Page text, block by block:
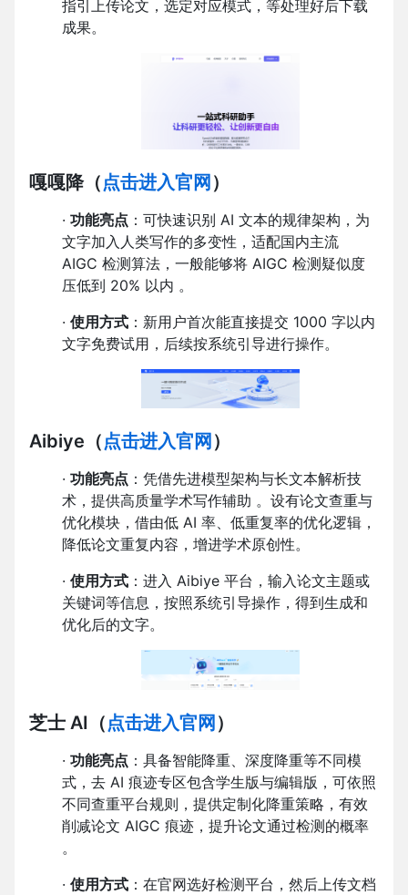
指引上传论文，选定对应模式，等处理好后下载
成果。
嘎嘎降（点击进入官网 ）
· 功能亮点 ：可快速识别 AI 文本的规律架构，为
文字加入人类写作的多变性，适配国内主流
AIGC 检测算法，一般能够将 AIGC 检测疑似度
压低到 20% 以内 。
· 使用方式 ：新用户首次能直接提交 1000 字以内
文字免费试用，后续按系统引导进行操作。
Aibiye （点击进入官网 ）
· 功能亮点 ：凭借先进模型架构与长文本解析技
术，提供高质量学术写作辅助 。设有论文查重与
优化模块，借由低 AI 率、低重复率的优化逻辑，
降低论文重复内容，增进学术原创性。
· 使用方式 ：进入 Aibiye 平台，输入论文主题或
关键词等信息，按照系统引导操作，得到生成和
优化后的文字。
芝士 AI （点击进入官网 ）
· 功能亮点 ：具备智能降重、深度降重等不同模
式，去 AI 痕迹专区包含学生版与编辑版，可依照
不同查重平台规则，提供定制化降重策略，有效
削减论文 AIGC 痕迹，提升论文通过检测的概率
。
· 使用方式 ：在官网选好检测平台，然后上传文档